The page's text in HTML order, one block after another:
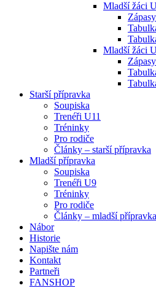
Mladší žáci
Mladší žáci
Starší přípravka
Soupiska
Trenéři U11
Tréninky
Pro rodiče
Články – starší přípravka
Mladší přípravka
Soupiska
Trenéři U9
Tréninky
Pro rodiče
Články – mladší přípravka
Nábor
Historie
Napište nám
Kontakt
Partneři
FANSHOP